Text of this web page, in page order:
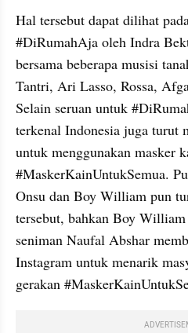
Hal tersebut dapat dilihat
#DiRumahAja oleh Indra
bersama beberapa musisi
Tantri, Ari Lasso, Rossa,
Selain seruan untuk
terkenal Indonesia juga turut
untuk menggunakan masker
#MaskerKainUntukSemua.
Onsu dan Boy William pun
tersebut, bahkan Boy William
seniman Naufal Abshar
Instagram untuk menarik
gerakan